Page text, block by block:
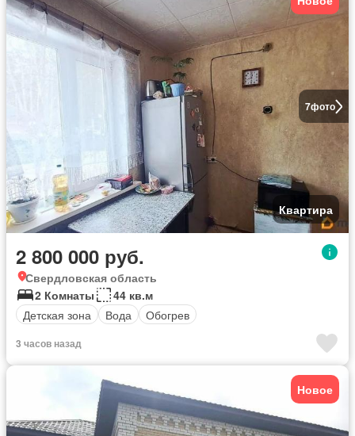
7фото
Квартира
2 800 000 руб.
Свердловская область
2 Комнаты
44 кв.м
Детская зона
Вода Обогрев
3 часов назад
Новое